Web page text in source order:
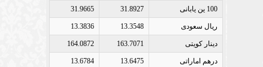
100 ين يابانى 31.8927
31.9665
ريال سعودى 13.3548
13.3836
دينار كويتى 163.7071
164.0872
درهم اماراتى 13.6475
13.6784